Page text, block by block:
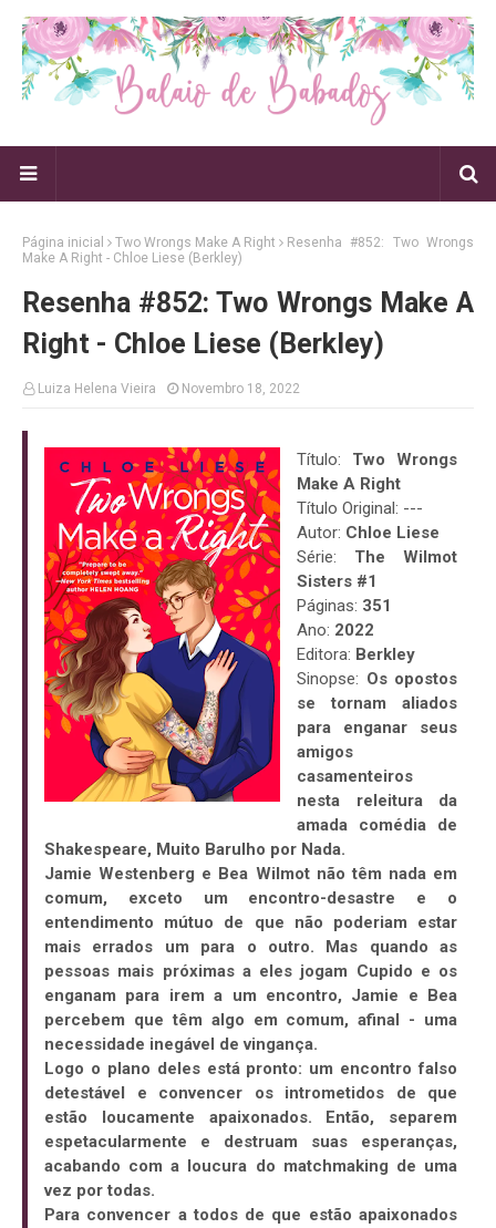
Página inicial Two Wrongs Make A Right
Resenha #852: Two Wrongs
Make A Right - Chloe Liese (Berkley)
Resenha #852: Two Wrongs Make A
Right - Chloe Liese (Berkley)
Luiza Helena Vieira Novembro 18, 2022
Título: Two Wrongs
Make A Right
Título Original: ---
Autor: Chloe Liese
Série: The Wilmot
Sisters #1
Páginas: 351
Ano: 2022
Editora: Berkley
Sinopse: Os opostos
se tornam aliados
para enganar seus
amigos
casamenteiros
nesta releitura da
amada comédia de
Shakespeare, Muito Barulho por Nada.
Jamie Westenberg e Bea Wilmot não têm nada em
comum, exceto um encontro-desastre e o
entendimento mútuo de que não poderiam estar
mais errados um para o outro. Mas quando as
pessoas mais próximas a eles jogam Cupido e os
enganam para irem a um encontro, Jamie e Bea
percebem que têm algo em comum, afinal - uma
necessidade inegável de vingança.
Logo o plano deles está pronto: um encontro falso
detestável e convencer os intrometidos de que
estão loucamente apaixonados. Então, separem
espetacularmente e destruam suas esperanças,
acabando com a loucura do matchmaking de uma
vez por todas.
Para convencer a todos de que estão apaixonados